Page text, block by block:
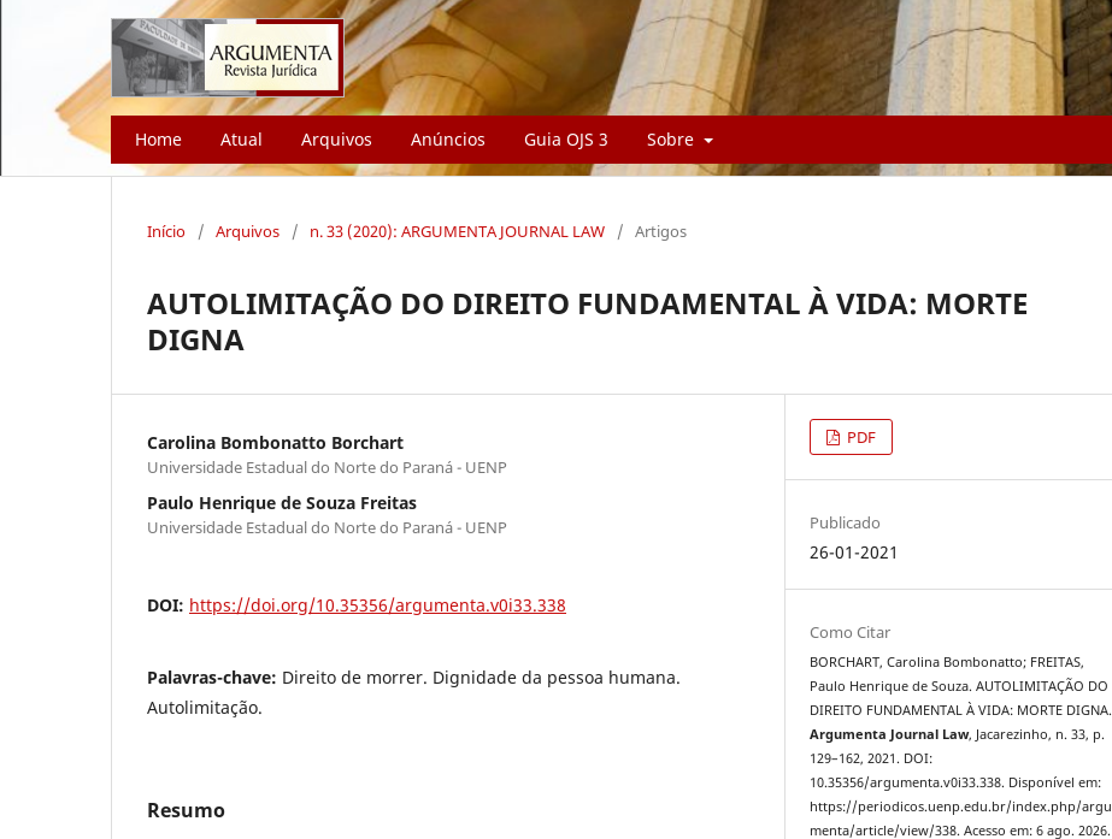
Home Atual Arquivos Anúncios Guia OJS 3 Sobre
Início / Arquivos / n. 33 (2020): ARGUMENTA JOURNAL LAW / Artigos
AUTOLIMITAÇÃO DO DIREITO FUNDAMENTAL À VIDA: MORTE
DIGNA
Carolina Bombonatto Borchart
Universidade Estadual do Norte do Paraná - UENP
Paulo Henrique de Souza Freitas
Universidade Estadual do Norte do Paraná - UENP
DOI: https://doi.org/10.35356/argumenta.v0i33.338
Palavras-chave: Direito de morrer. Dignidade da pessoa humana.
Autolimitação.
Resumo
PDF
Publicado
26-01-2021
Como Citar
BORCHART, Carolina Bombonatto; FREITAS,
Paulo Henrique de Souza. AUTOLIMITAÇÃO DO
DIREITO FUNDAMENTAL À VIDA: MORTE DIGNA.
Argumenta Journal Law, Jacarezinho, n. 33, p.
129–162, 2021. DOI:
10.35356/argumenta.v0i33.338. Disponível em:
https://periodicos.uenp.edu.br/index.php/argu
menta/article/view/338. Acesso em: 6 ago. 2026.